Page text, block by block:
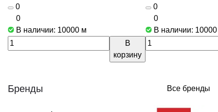
0
0
В наличии: 10000 м
В
корзину
0
0
В наличии:
Бренды Все бренды